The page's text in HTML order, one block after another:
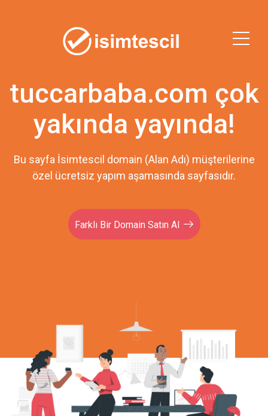
tuccarbaba.com çok
yakında yayında!
Bu sayfa İsimtescil domain (Alan Adı) müşterilerine
özel ücretsiz yapım aşamasında sayfasıdır.
Farklı Bir Domain Satın Al